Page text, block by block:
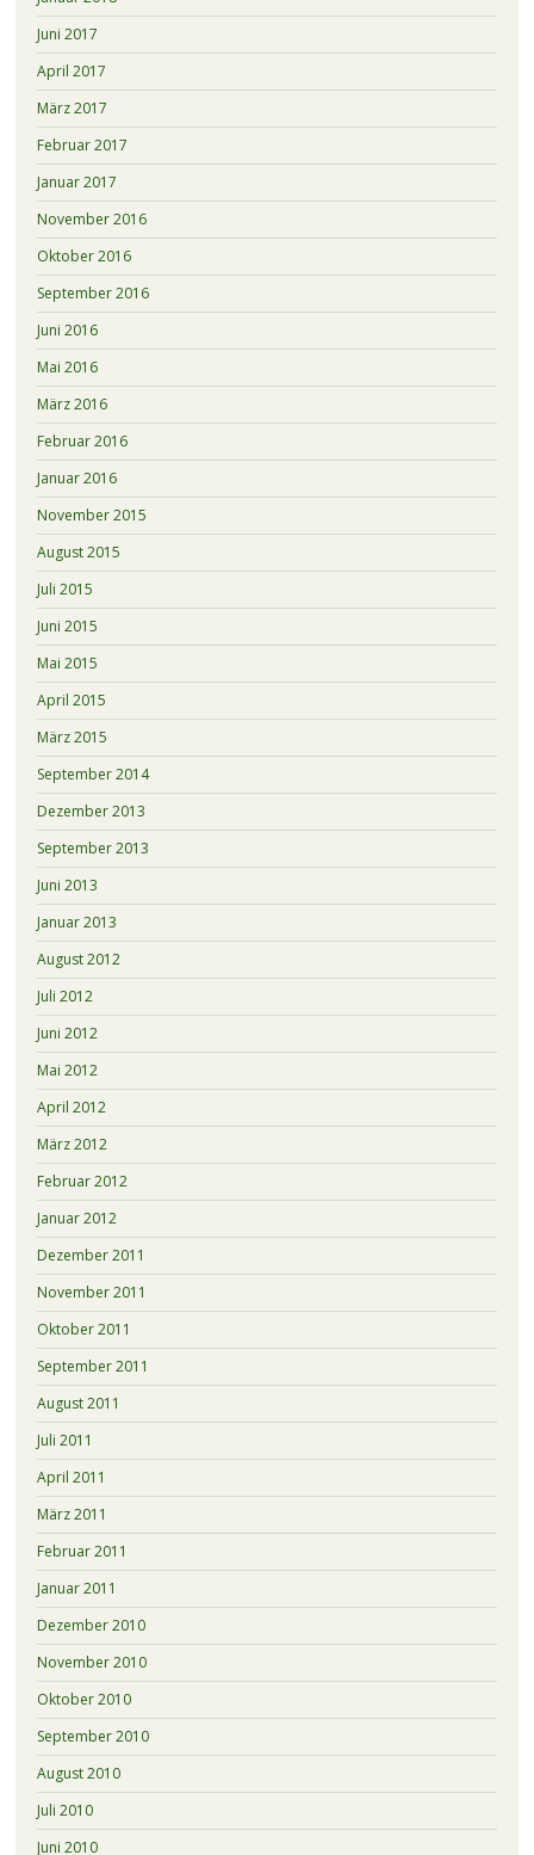
Juni 2017
April 2017
März 2017
Februar 2017
Januar 2017
November 2016
Oktober 2016
September 2016
Juni 2016
Mai 2016
März 2016
Februar 2016
Januar 2016
November 2015
August 2015
Juli 2015
Juni 2015
Mai 2015
April 2015
März 2015
September 2014
Dezember 2013
September 2013
Juni 2013
Januar 2013
August 2012
Juli 2012
Juni 2012
Mai 2012
April 2012
März 2012
Februar 2012
Januar 2012
Dezember 2011
November 2011
Oktober 2011
September 2011
August 2011
Juli 2011
April 2011
März 2011
Februar 2011
Januar 2011
Dezember 2010
November 2010
Oktober 2010
September 2010
August 2010
Juli 2010
Juni 2010